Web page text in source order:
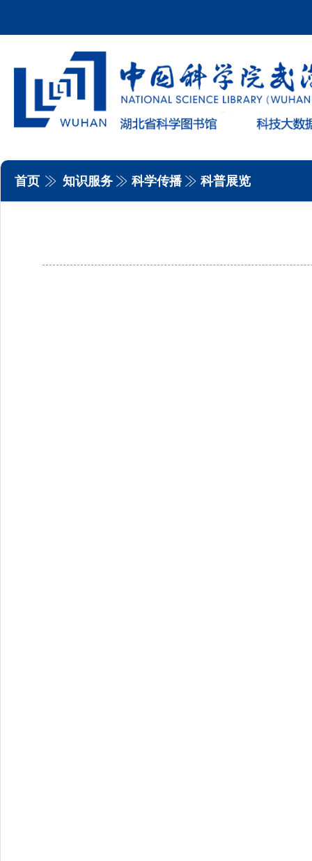
首页 知识服务 科学传播 科普展览